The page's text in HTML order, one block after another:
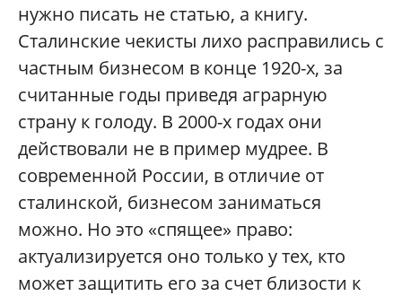
нужно писать не статью, а книгу.
Сталинские чекисты лихо расправились с
частным бизнесом в конце 1920-х, за
считанные годы приведя аграрную
страну к голоду. В 2000-х годах они
действовали не в пример мудрее. В
современной России, в отличие от
сталинской, бизнесом заниматься
можно. Но это «спящее» право:
актуализируется оно только у тех, кто
может защитить его за счет близости к